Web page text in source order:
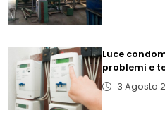
Luce
problemi e
3 Agosto